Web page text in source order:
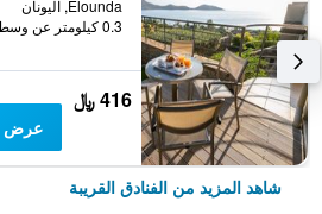
Elounda, اليونان
0.3 كيلومتر عن وسط المدينة
416 ﷼
عرض
شاهد المزيد من الفنادق القريبة